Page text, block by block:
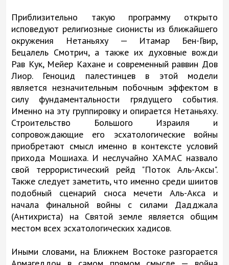
Приблизительно такую программу открыто
исповедуют религиозные сионисты из ближайшего
окружения Нетаньяху — Итамар Бен-Гвир,
Бецалель Смотрич, а также их духовные вожди
Рав Кук, Мейер Кахане и современный раввин Дов
Лиор. Геноцид палестинцев в этой модели
является незначительным побочным эффектом в
силу фундаментальности грядущего события.
Именно на эту группировку и опирается Нетаньяху.
Строительство Большого Израиля и
сопровождающие его эсхатологические войны
приобретают смысл именно в контексте условий
прихода Мошиаха. И неслучайно ХАМАС назвало
свой террористический рейд "Поток Аль-Аксы".
Также следует заметить, что именно среди шиитов
подобный сценарий сноса мечети Аль-Акса и
начала финальной войны с силами Дадджала
(Антихриста) на Святой земле является общим
местом всех эсхатологических хадисов.
Иными словами, на Ближнем Востоке разгорается